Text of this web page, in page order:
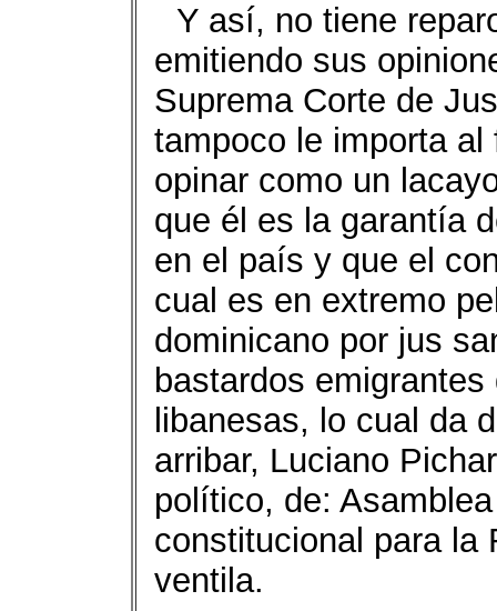
Y así, no tiene
emitiendo sus
Suprema Corte de
tampoco le importa
opinar como un
que él es la garantía
en el país y que el
cual es en extremo
dominicano por jus
bastardos
libanesas, lo cual da
arribar, Luciano
político, de:
constitucional para la
ventila.